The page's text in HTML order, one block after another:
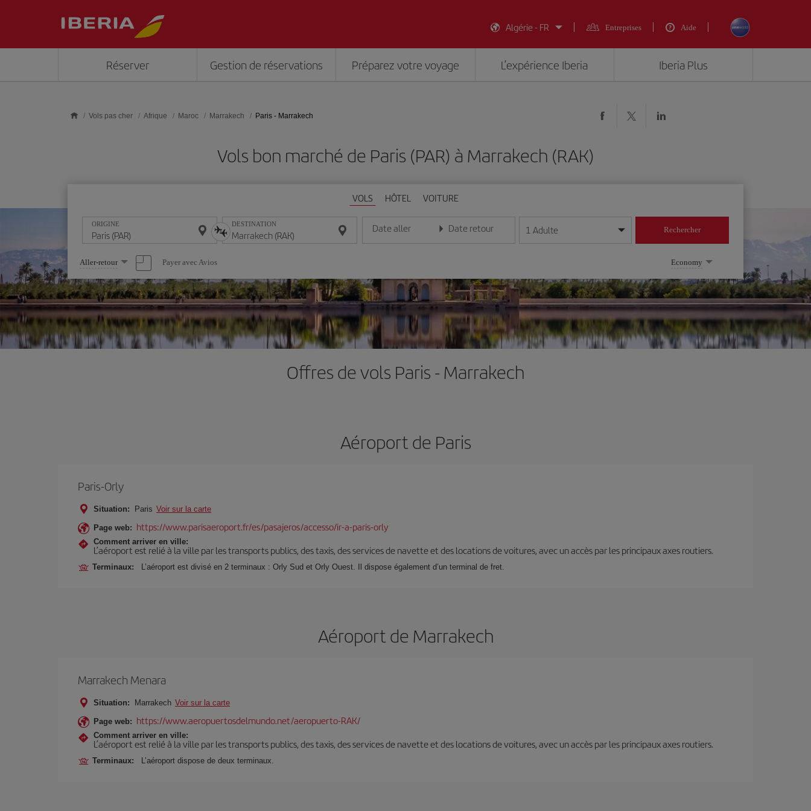
Algérie - FR
Entreprises Aide
Réserver Gestion de réservations Préparez votre voyage L’expérience Iberia Iberia Plus
Vols pas cher Afrique Maroc Marrakech Paris - Marrakech
Vols bon marché de Paris (PAR) à Marrakech (RAK)
VOLS HÔTEL VOITURE
ORIGINE DESTINATION Date aller
Entrez la date au format jour/mois/année
Date retour
Entrez la date au format jour/mois/année
1 Adulte Rechercher
Sélectionnez
une
option
Aller-retour Payer avec Avios Economy
Offres de vols Paris - Marrakech
Aéroport de Paris
Paris-Orly
Situation: Paris Voir sur la carte
Page web: https://www.parisaeroport.fr/es/pasajeros/accesso/ir-a-paris-orly
Comment arriver en ville:
L’aéroport est relié à la ville par les transports publics, des taxis, des services de navette et des locations de voitures, avec un accès par les principaux axes routiers.
Terminaux: L’aéroport est divisé en 2 terminaux : Orly Sud et Orly Ouest. Il dispose également d’un terminal de fret.
Aéroport de Marrakech
Marrakech Menara
Situation: Marrakech Voir sur la carte
Page web: https://www.aeropuertosdelmundo.net/aeropuerto-RAK/
Comment arriver en ville:
L’aéroport est relié à la ville par les transports publics, des taxis, des services de navette et des locations de voitures, avec un accès par les principaux axes routiers.
Terminaux: L’aéroport dispose de deux terminaux.